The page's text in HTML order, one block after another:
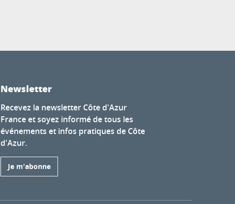
Newsletter
Recevez la newsletter Côte d'Azur
France et soyez informé de tous les
événements et infos pratiques de Côte
d'Azur.
Je m'abonne